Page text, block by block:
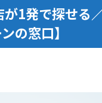
1発で探せる
の窓口】